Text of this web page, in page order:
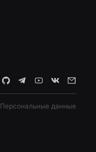
Персональные данные